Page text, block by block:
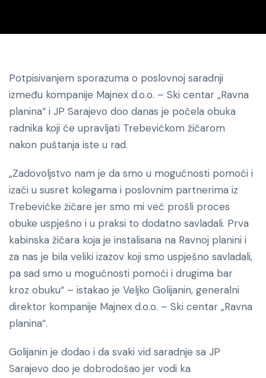
Potpisivanjem sporazuma o poslovnoj saradnji
između kompanije Majnex d.o.o. – Ski centar „Ravna
planina“ i JP Sarajevo doo danas je počela obuka
radnika koji će upravljati Trebevićkom žičarom
nakon puštanja iste u rad.
„Zadovoljstvo nam je da smo u mogućnosti pomoći i
izaći u susret kolegama i poslovnim partnerima iz
Trebevićke žičare jer smo mi već prošli proces
obuke uspješno i u praksi to dodatno savladali. Prva
kabinska žičara koja je instalisana na Ravnoj planini i
za nas je bila veliki izazov koji smo uspješno savladali,
pa sad smo u mogućnosti pomoći i drugima bar
kroz obuku“ – istakao je Veljko Golijanin, generalni
direktor kompanije Majnex d.o.o. – Ski centar „Ravna
planina“.
Golijanin je dodao i da svaki vid saradnje sa JP
Sarajevo doo je dobrodošao jer vodi ka